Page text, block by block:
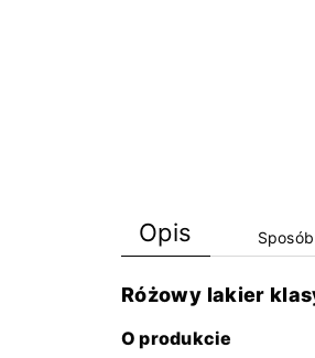
Opis
Różowy lakier
O produkcie